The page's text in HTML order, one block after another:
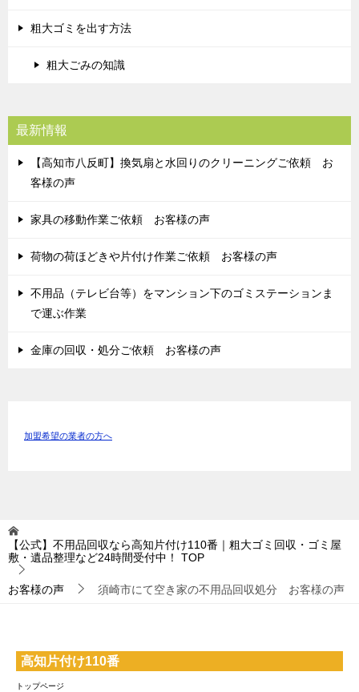
粗大ゴミを出す方法
粗大ごみの知識
最新情報
【高知市八反町】換気扇と水回りのクリーニングご依頼 お
客様の声
家具の移動作業ご依頼 お客様の声
荷物の荷ほどきや片付け作業ご依頼 お客様の声
不用品（テレビ台等）をマンション下のゴミステーションま
で運ぶ作業
金庫の回収・処分ご依頼 お客様の声
加盟希望の業者の方へ
【公式】不用品回収なら高知片付け110番｜粗大ゴミ回収・ゴミ屋
敷・遺品整理など24時間受付中！
TOP
お客様の声 須崎市にて空き家の不用品回収処分 お客様の声
高知片付け110番
トップページ